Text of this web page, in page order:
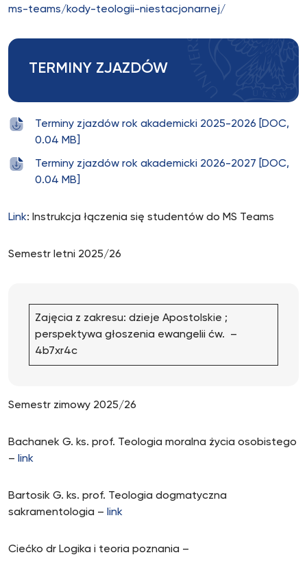
ms-teams/kody-teologii-niestacjonarnej/
TERMINY ZJAZDÓW
Terminy zjazdów rok akademicki 2025-2026 [DOC,
0.04 MB]
Terminy zjazdów rok akademicki 2026-2027 [DOC,
0.04 MB]
Link: Instrukcja łączenia się studentów do MS Teams
Semestr letni 2025/26
Zajęcia z zakresu: dzieje Apostolskie ;
perspektywa głoszenia ewangelii ćw. –
4b7xr4c
Semestr zimowy 2025/26
Bachanek G. ks. prof. Teologia moralna życia osobistego
– link
Bartosik G. ks. prof. Teologia dogmatyczna
sakramentologia – link
Ciećko dr Logika i teoria poznania –